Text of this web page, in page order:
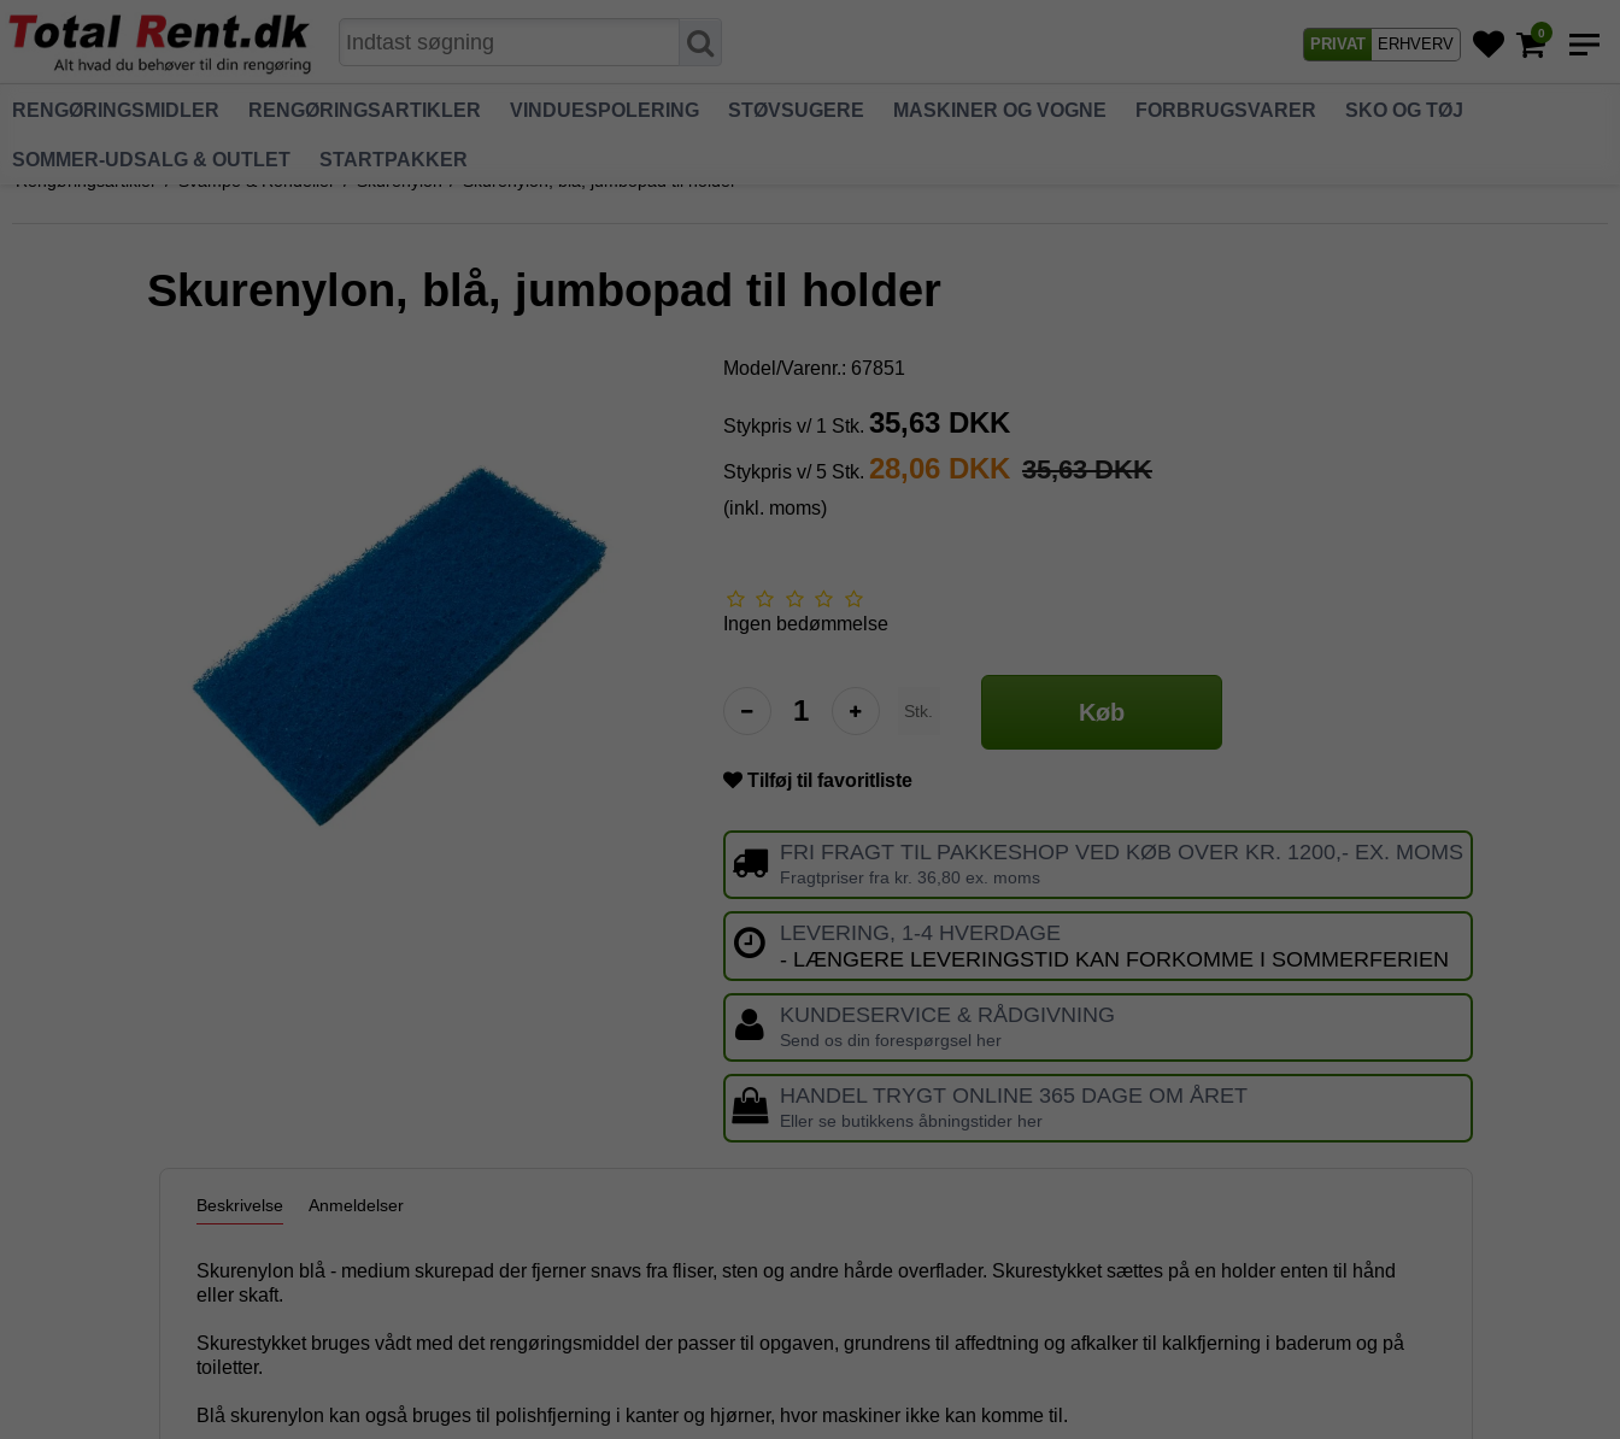
PRIVAT ERHVERV
0
RENGØRINGSMIDLER RENGØRINGSARTIKLER VINDUESPOLERING STØVSUGERE MASKINER OG VOGNE FORBRUGSVARER SKO OG TØJ
SOMMER-UDSALG & OUTLET STARTPAKKER
Rengøringsartikler / Svampe & Rondeller / Skurenylon / Skurenylon, blå, jumbopad til holder
Skurenylon, blå, jumbopad til holder
Model/Varenr.: 67851
Stykpris v/ 1 Stk. 35,63 DKK
Stykpris v/ 5 Stk. 28,06 DKK 35,63 DKK
(inkl. moms)
Ingen bedømmelse
Stk. Køb
Tilføj til favoritliste
FRI FRAGT TIL PAKKESHOP VED KØB OVER KR. 1200,- EX. MOMS
Fragtpriser fra kr. 36,80 ex. moms
LEVERING, 1-4 HVERDAGE
- LÆNGERE LEVERINGSTID KAN FORKOMME I SOMMERFERIEN
KUNDESERVICE & RÅDGIVNING
Send os din forespørgsel her
HANDEL TRYGT ONLINE 365 DAGE OM ÅRET
Eller se butikkens åbningstider her
Beskrivelse Anmeldelser
Skurenylon blå - medium skurepad der fjerner snavs fra fliser, sten og andre hårde overflader. Skurestykket sættes på en holder enten til hånd
eller skaft.
Skurestykket bruges vådt med det rengøringsmiddel der passer til opgaven, grundrens til affedtning og afkalker til kalkfjerning i baderum og på
toiletter.
Blå skurenylon kan også bruges til polishfjerning i kanter og hjørner, hvor maskiner ikke kan komme til.